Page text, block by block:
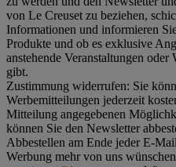
von Le Creuset zu beziehen,
Informationen und informieren
Produkte und ob es exklusive
anstehende Veranstaltungen
gibt.
Zustimmung widerrufen: Sie
Werbemitteilungen jederzeit
Mitteilung angegebenen
können Sie den Newsletter
Abbestellen am Ende jeder E-
Werbung mehr von uns